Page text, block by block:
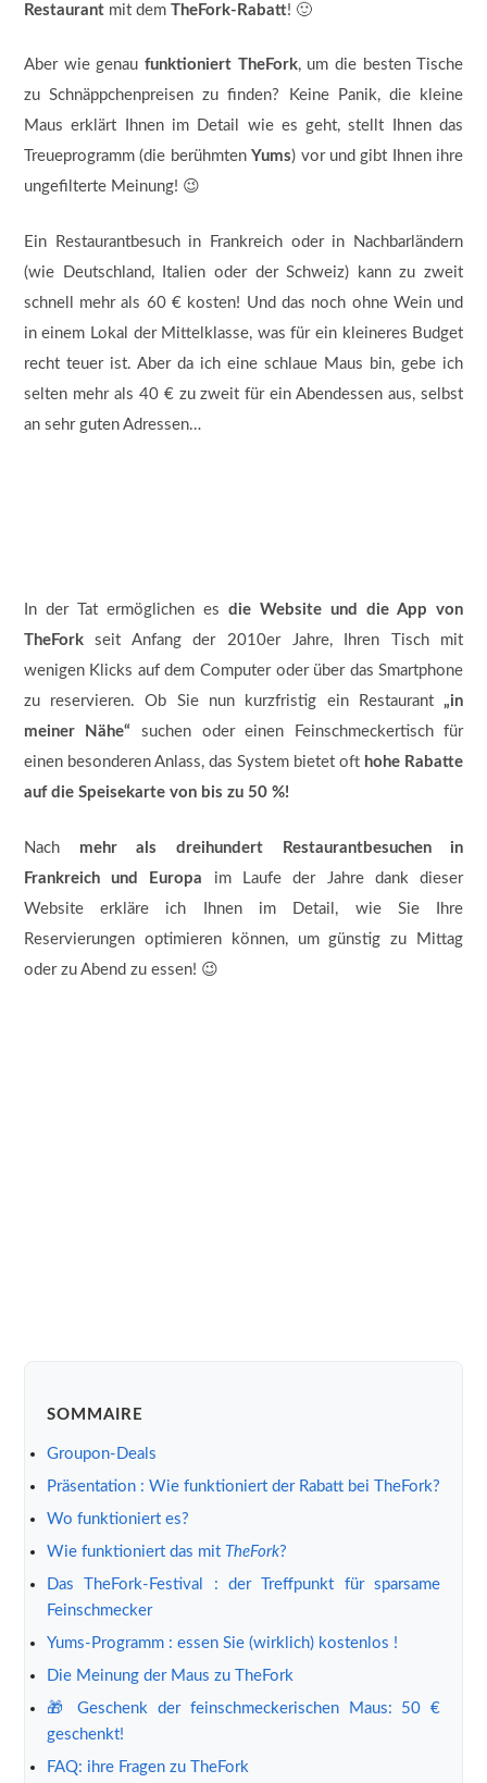
Restaurantmit dem TheFork-Rabatt! 🙂
Aber wie genau funktioniert TheFork, um die besten Tische
zu Schnäppchenpreisen zu finden? Keine Panik, die kleine
Maus erklärt Ihnen im Detail wie es geht, stellt Ihnen das
Treueprogramm (die berühmtenYums) vor und gibt Ihnen ihre
ungefilterte Meinung! 😉
Ein Restaurantbesuch in Frankreich oder in Nachbarländern
(wie Deutschland, Italien oder der Schweiz) kann zu zweit
schnell mehr als 60 € kosten! Und das noch ohne Wein und
in einem Lokal der Mittelklasse, was für ein kleineres Budget
recht teuer ist. Aber da ich eine schlaue Maus bin, gebe ich
selten mehr als 40 € zu zweit für ein Abendessen aus, selbst
an sehr guten Adressen…
In der Tat ermöglichen es die Website und die App von
TheForkseit Anfang der 2010er Jahre, Ihren Tisch mit
wenigen Klicks auf dem Computer oder über das Smartphone
zu reservieren. Ob Sie nun kurzfristig ein Restaurant„in
meiner Nähe“ suchen oder einen Feinschmeckertisch für
einen besonderen Anlass, das System bietet oft hohe Rabatte
auf die Speisekarte von bis zu 50 %!
Nach mehr als dreihundert Restaurantbesuchen in
Frankreich und Europa im Laufe der Jahre dank dieser
Website erkläre ich Ihnen im Detail, wie Sie Ihre
Reservierungen optimieren können, um günstig zu Mittag
oder zu Abend zu essen! 😉
SOMMAIRE
Groupon-Deals
Präsentation : Wie funktioniert der Rabatt bei TheFork?
Wo funktioniert es?
Wie funktioniert das mit TheFork?
Das TheFork-Festival : der Treffpunkt für sparsame
Feinschmecker
Yums-Programm : essen Sie (wirklich) kostenlos !
Die Meinung der Maus zu TheFork
🎁 Geschenk der feinschmeckerischen Maus: 50 €
geschenkt!
FAQ: ihre Fragen zu TheFork